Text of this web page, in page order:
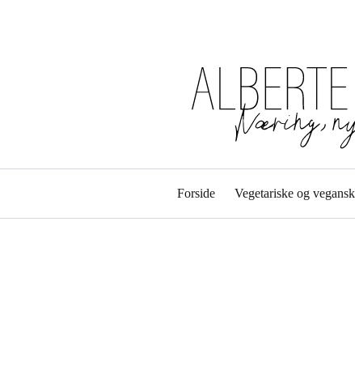
Forside Vegetariske og